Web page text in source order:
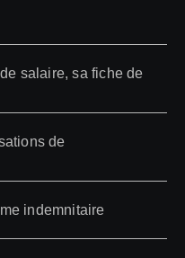
salaire, sa fiche de
de
indemnitaire